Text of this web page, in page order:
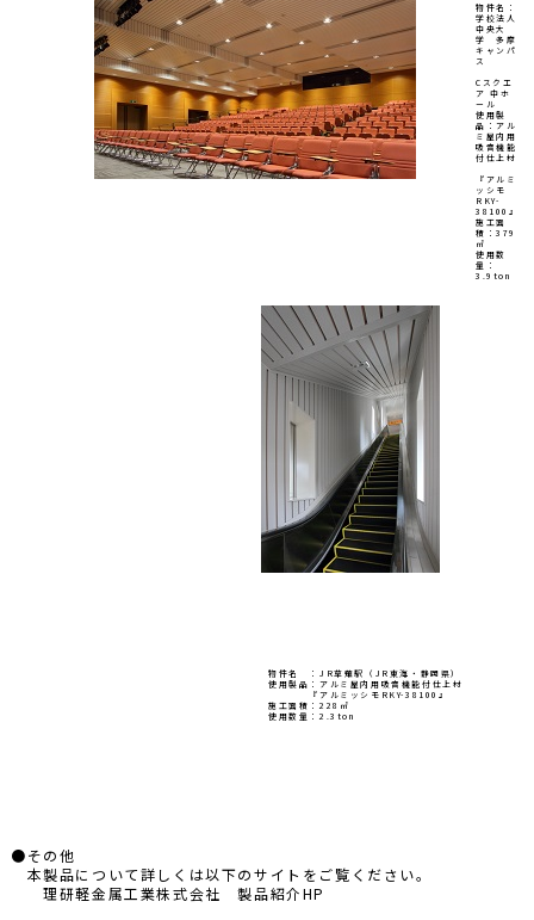
物件名：
学校法人
中央大
学 多摩
キャンパ
ス
Cスクエ
ア 中ホ
ール
使用製
品：アル
ミ屋内用
吸音機能
付仕上材
『アルミ
ッシモ
RKY-
38100』
施工面
積：379
㎡
使用数
量：
3.9ton
物件名 ：JR草薙駅（JR東海・静岡県）
使用製品：アルミ屋内用吸音機能付仕上材
『アルミッシモRKY-38100』
施工面積：228㎡
使用数量：2.3ton
●その他
本製品について詳しくは以下のサイトをご覧ください。
理研軽金属工業株式会社 製品紹介HP